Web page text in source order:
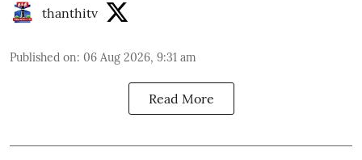
thanthitv
Published on: 06 Aug 2026, 9:31 am
Read More